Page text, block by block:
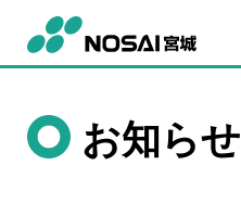
お知らせ